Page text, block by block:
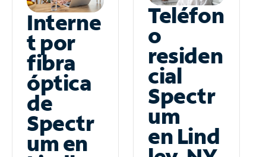
Interne
t por
fibra
óptica
de
Spectr
um en
Teléfon
o
residen
cial
Spectr
um
en Lind